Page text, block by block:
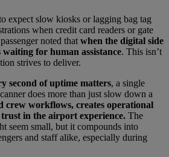
expect slow kiosks or lagging bag tag
when credit card readers or gate
noted that when the digital side
for human assistance. This isn’t
strives to deliver.
second of uptime matters, a single
does more than just slow down a
crew workflows, creates operational
in the airport experience. The
seem small, but it compounds into
and staff alike, especially during